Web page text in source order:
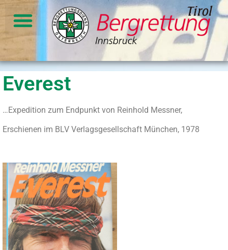
Everest
…Expedition zum Endpunkt von Reinhold Messner,
Erschienen im BLV Verlagsgesellschaft München, 1978